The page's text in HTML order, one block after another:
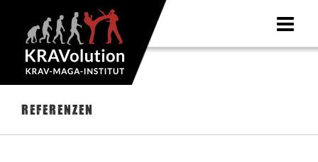
springen
Referenzen